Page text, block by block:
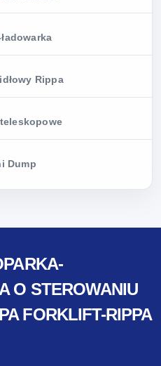
Rippa
Dump
O STEROWANIU
FORKLIFT-RIPPA